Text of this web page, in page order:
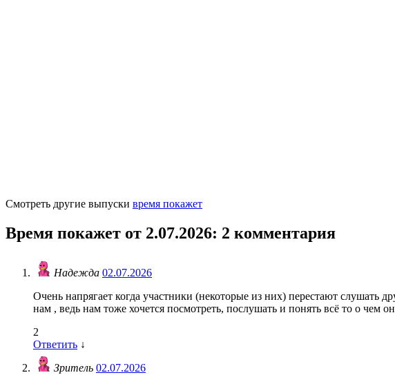
Смотреть другие выпуски время покажет
Время покажет от 2.07.2026: 2 комментария
Надежда 02.07.2026
Очень напрягает когда участники (некоторые из них) перестают слушать
нам , ведь нам тоже хочется посмотреть, послушать и понять всё то о чем
2
Ответить ↓
Зритель 02.07.2026